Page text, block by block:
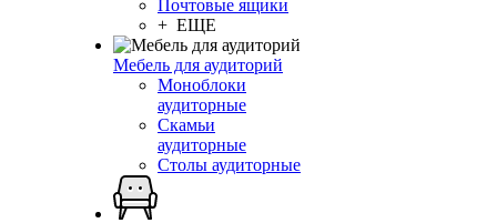
Почтовые ящики
+ ЕЩЕ
Мебель для аудиторий
Моноблоки
аудиторные
Скамьи
аудиторные
Столы аудиторные